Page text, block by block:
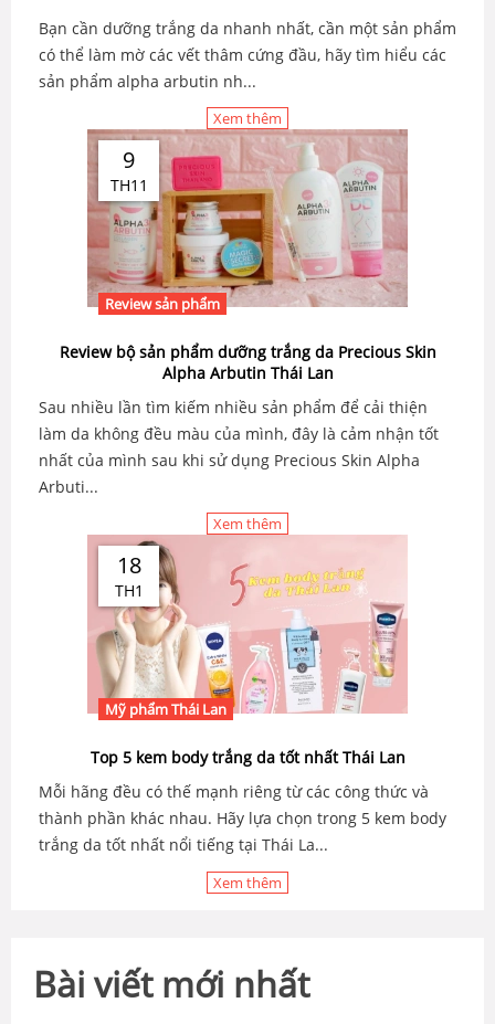
Bạn cần dưỡng trắng da nhanh nhất, cần một sản phẩm
có thể làm mờ các vết thâm cứng đầu, hãy tìm hiểu các
sản phẩm alpha arbutin nh...
Xem thêm
9
TH11
Review sản phẩm
Review bộ sản phẩm dưỡng trắng da Precious Skin
Alpha Arbutin Thái Lan
Sau nhiều lần tìm kiếm nhiều sản phẩm để cải thiện
làm da không đều màu của mình, đây là cảm nhận tốt
nhất của mình sau khi sử dụng Precious Skin Alpha
Arbuti...
Xem thêm
18
TH1
Mỹ phẩm Thái Lan
Top 5 kem body trắng da tốt nhất Thái Lan
Mỗi hãng đều có thế mạnh riêng từ các công thức và
thành phần khác nhau. Hãy lựa chọn trong 5 kem body
trắng da tốt nhất nổi tiếng tại Thái La...
Xem thêm
Bài viết mới nhất